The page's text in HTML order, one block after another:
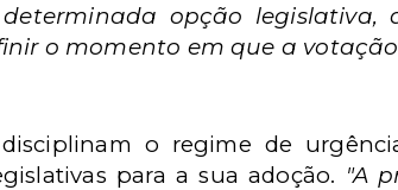
opção legislativa,
o momento em que a
o regime de
para a sua adoção. "A